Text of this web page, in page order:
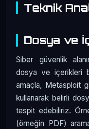
Teknik
Dosya ve
Siber güvenlik
dosya ve içerikleri
amaçla, Metasploit
kullanarak belirli
tespit edebiliriz.
(örneğin PDF)